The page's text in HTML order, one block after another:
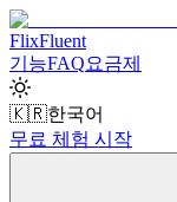
FlixFluent
기능FAQ요금제
🇰🇷한국어
무료 체험 시작